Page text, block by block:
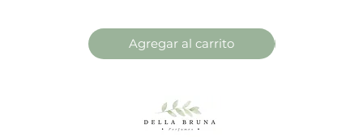
Agregar al carrito